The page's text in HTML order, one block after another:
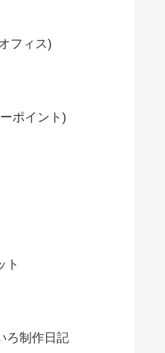
フィス)
ポイント)
ト
ろ制作日記